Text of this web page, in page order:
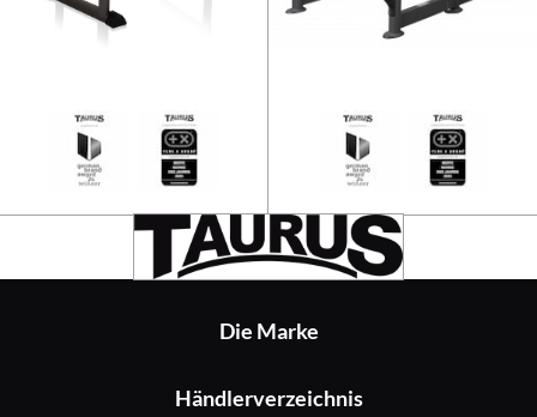
Die Marke
Händlerverzeichnis